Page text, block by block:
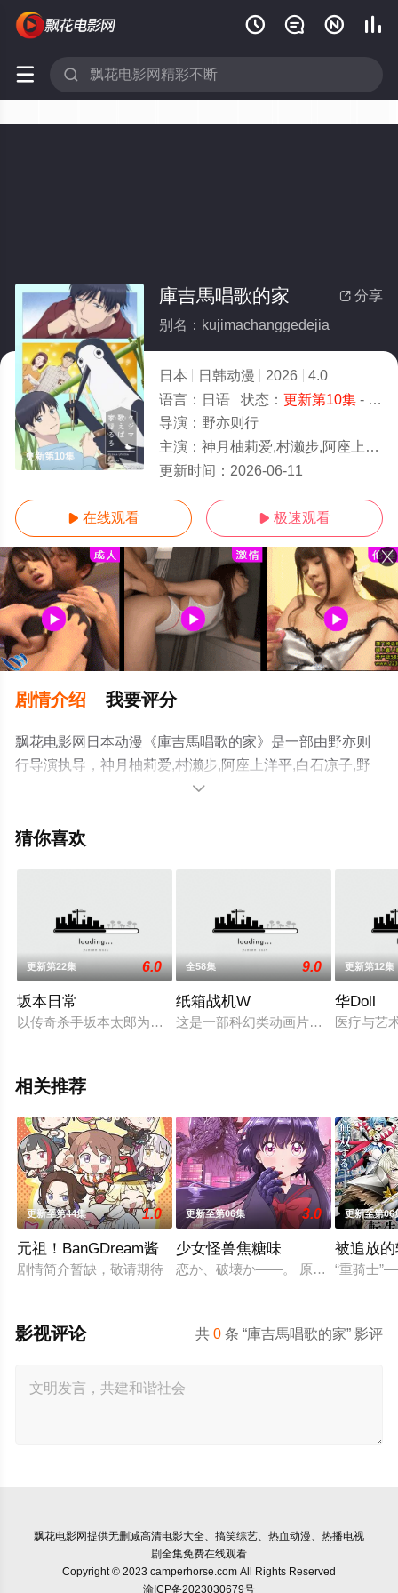
   
 
更新第10集
 分享
庫吉馬唱歌的家
别名：kujimachanggedejia
日本 日韩动漫 2026
4.0
语言： 日语 状态： 更新第10集- 免费在线观看
导演： 野亦则行
主演： 神月柚莉爱,村濑步,阿座上洋平,白石凉子,野岛裕史,稗田宁宁
更新时间： 2026-06-11
 在线观看  极速观看
剧情介绍 我要评分
飘花电影网日本动漫《庫吉馬唱歌的家》是一部由野亦则
行导演执导，神月柚莉爱,村濑步,阿座上洋平,白石凉子,野
岛裕史,稗田宁宁等演员精彩演绎的日本动漫，手机免费观
息可移步至豆瓣动漫、电视猫或剧情网等平台了解。

猜你喜欢
更新第22集 6.0
坂本日常
以传奇杀手坂本太郎为主角，金盆洗手的他与亲爱的家人平静
全58集 9.0
纸箱战机W
这是一部科幻类动画片，描写的是
更新第12集
华Doll
医疗与艺
相关推荐
更新至第44集 1.0
元祖！BanGDream酱
剧情简介暂缺，敬请期待
更新至第06集 3.0
少女怪兽焦糖味
恋か、破壊か――。 原因不明の病に
更新至第06
被追放
“重骑士
共0 条 “庫吉馬唱歌的家” 影评
影视评论
飘花电影网提供无删减高清电影大全、搞笑综艺、热血动漫、热播电视
剧全集免费在线观看
Copyright © 2023 camperhorse.com All Rights Reserved
渝ICP备2023030679号